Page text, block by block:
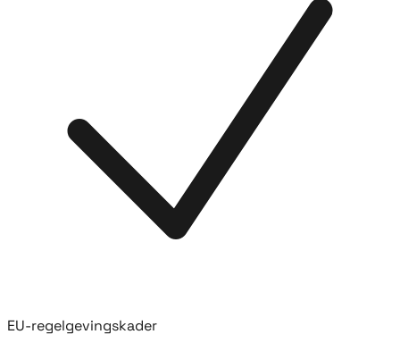
EU-regelgevingskader